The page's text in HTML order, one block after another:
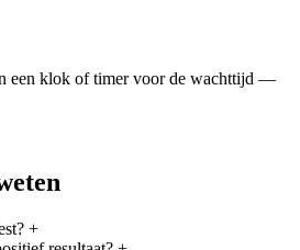
een klok of timer voor de wachttijd —
+